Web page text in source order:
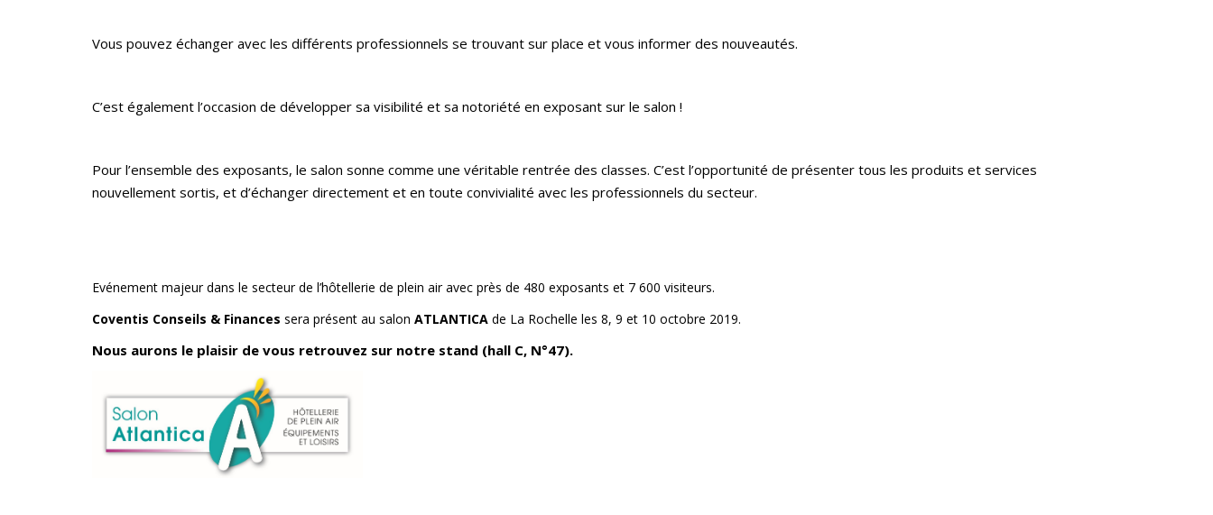
Vous pouvez échanger avec les différents professionnels se trouvant sur place et vous informer des nouveautés.
C’est également l’occasion de développer sa visibilité et sa notoriété en exposant sur le salon !
Pour l’ensemble des exposants, le salon sonne comme une véritable rentrée des classes. C’est l’opportunité de présenter tous les produits et services
nouvellement sortis, et d’échanger directement et en toute convivialité avec les professionnels du secteur.
Evénement majeur dans le secteur de l’hôtellerie de plein air avec près de 480 exposants et 7 600 visiteurs.
Coventis Conseils & Finances sera présent au salon ATLANTICA de La Rochelle les 8, 9 et 10 octobre 2019.
Nous aurons le plaisir de vous retrouvez sur notre stand (hall C, N°47).